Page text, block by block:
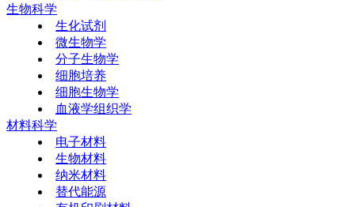
生物科学
生化试剂
微生物学
分子生物学
细胞培养
细胞生物学
血液学组织学
材料科学
电子材料
生物材料
纳米材料
替代能源